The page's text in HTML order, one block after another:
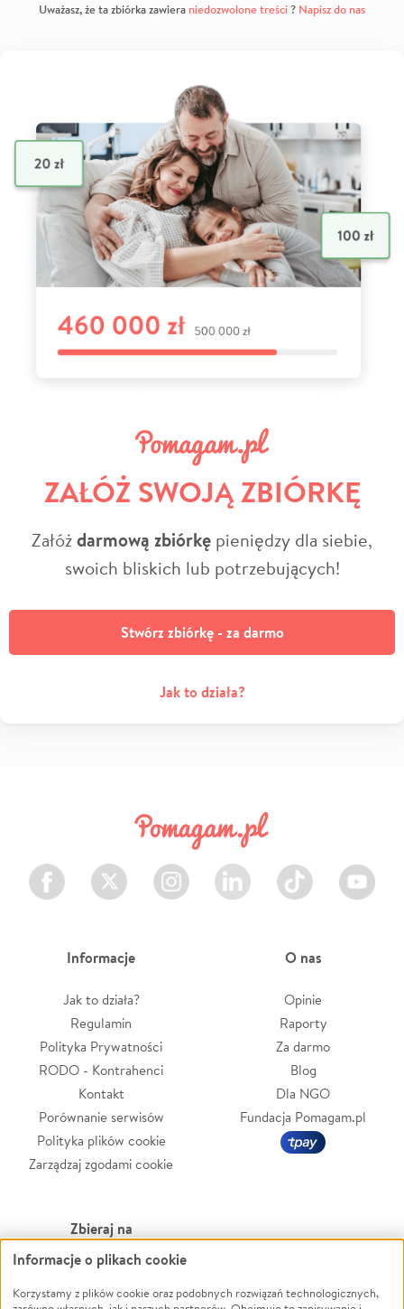
Uważasz, że ta zbiórka zawiera niedozwolone treści? Napisz do nas
ZAŁÓŻ SWOJĄ ZBIÓRKĘ
Załóżdarmową zbiórkę pieniędzy dla siebie,
swoich bliskich lub potrzebujących!
Stwórz zbiórkę - za darmo
Jak to działa?
Facebook Twitter Instagram LinkedIn TikTok Youtube
Informacje
Jak to działa?
Regulamin
Polityka Prywatności
RODO - Kontrahenci
Kontakt
Porównanie serwisów
Polityka plików cookie
Zarządzaj zgodami cookie
O nas
Opinie
Raporty
Za darmo
Blog
Dla NGO
Fundacja Pomagam.pl
Zbieraj na
Leczenie
Zwierzęta
Powódź
Informacje o plikach cookie
Korzystamy z plików cookie oraz podobnych rozwiązań technologicznych,